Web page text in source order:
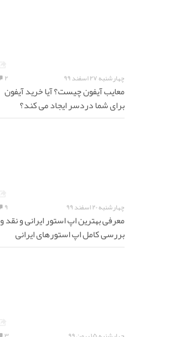
چهارشنبه ۲۷ اسفند ۹۹ ۲
معایب آیفون چیست؟ آیا خرید آیفون
برای شما دردسر ایجاد می کند؟
چهارشنبه ۲۰ اسفند ۹۹ ۹
معرفی بهترین اپ استور ایرانی و نقد و
بررسی کامل اپ استورهای ایرانی